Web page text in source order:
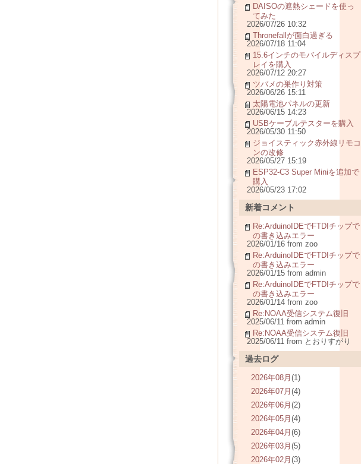
DAISOの遮熱シェードを使っ
てみた
2026/07/26 10:32
Thronefallが面白過ぎる
2026/07/18 11:04
15.6インチのモバイルディスプ
レイを購入
2026/07/12 20:27
ツバメの巣作り対策
2026/06/26 15:11
太陽電池パネルの更新
2026/06/15 14:23
USBケーブルテスターを購入
2026/05/30 11:50
ジョイスティック赤外線リモコ
ンの改修
2026/05/27 15:19
ESP32-C3 Super Miniを追加で
購入
2026/05/23 17:02
新着コメント
Re:ArduinoIDEでFTDIチップで
の書き込みエラー
2026/01/16 from zoo
Re:ArduinoIDEでFTDIチップで
の書き込みエラー
2026/01/15 from admin
Re:ArduinoIDEでFTDIチップで
の書き込みエラー
2026/01/14 from zoo
Re:NOAA受信システム復旧
2025/06/11 from admin
Re:NOAA受信システム復旧
2025/06/11 from とおりすがり
過去ログ
2026年08月 (1)
2026年07月 (4)
2026年06月 (2)
2026年05月 (4)
2026年04月 (6)
2026年03月 (5)
2026年02月 (3)